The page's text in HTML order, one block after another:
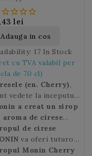
lei
Adauga in cos
17 In Stock
cu TVA valabil per
de 70 cl)
(en. Cherry),
vedete la inceputul
vara si sunt
rotunde de
adesea rosie, mai
galbena.Ciresele,
suculente, dulci,
a creat un sirop
aroma de cirese
, de culoare rosu
de cirese
va oferi tuturor
un "gust"
Monin Cherry